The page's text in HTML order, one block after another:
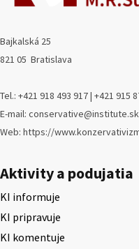
Bajkalská 25
821 05 Bratislava
Tel.: +421 918 493 917 | +421 915
E-mail: conservative@institute.sk
Web: https://
Aktivity a podujatia
KI informuje
KI pripravuje
KI komentuje